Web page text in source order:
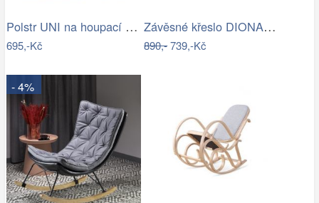
Polstr UNI na houpací křeslo - látka…
695,-Kč
Závěsné křeslo DIONA starorůžová
890,-739,-Kč
- 4%